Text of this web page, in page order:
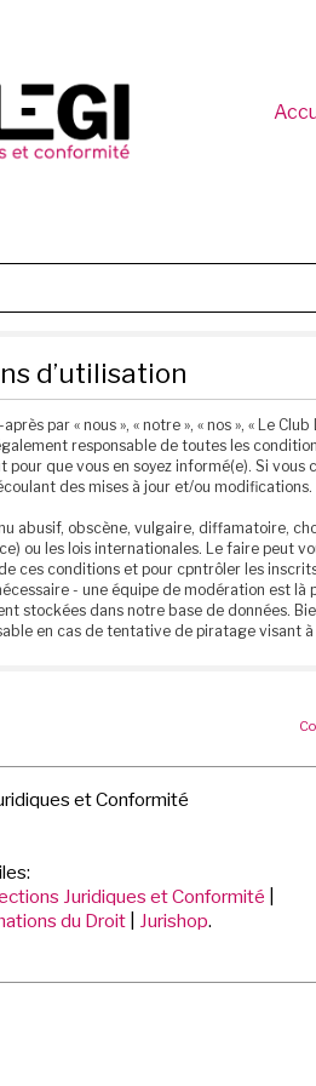
d’utilisation
par « nous », « notre », « nos », « Le
responsable de toutes les
que vous en soyez informé(e). Si
des mises à jour et/ou modifications.
abusif, obscène, vulgaire, diffamatoire,
ou les lois internationales. Le faire
ces conditions et pour cpntrôler les
- une équipe de modération est
stockées dans notre base de données.
en cas de tentative de piratage visant
et Conformité
Juridiques et Conformité
du Droit
Jurishop.